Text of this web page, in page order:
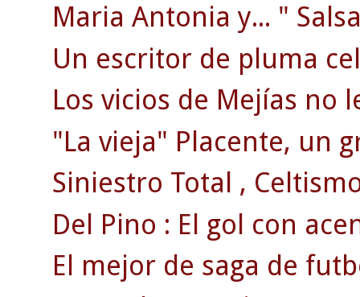
Maria Antonia y... "
Un escritor de pluma
Los vicios de Mejías no
"La vieja" Placente, un
Siniestro Total ,
Del Pino : El gol con
El mejor de saga de